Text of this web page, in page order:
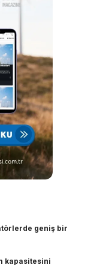
geniş bir
kapasitesini